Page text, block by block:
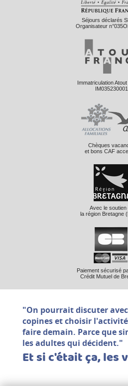
Séjours déclarés
Organisateur
Immatriculation
IM035230001
Chèques
et bons CAF
Avec le soutien
la région Bretagne
Paiement sécurisé
Crédit Mutuel de
"On pourrait discuter
copines et choisir
faire demain. Parce que
les adultes qui décident."
Et si c'était ça, les